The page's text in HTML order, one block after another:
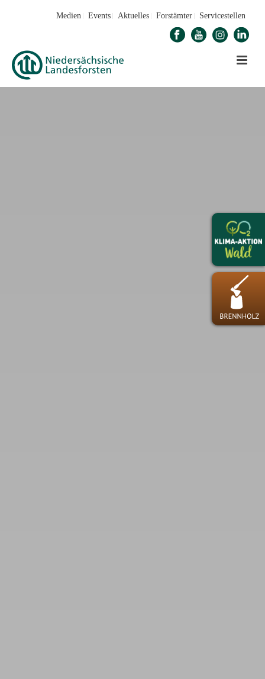
Medien Events Aktuelles Forstämter Servicestellen